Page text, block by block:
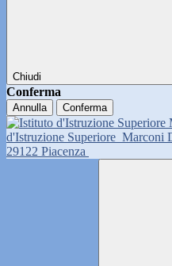
Chiudi
Conferma
Annulla Conferma
d'Istruzione Superiore Marconi
29122 Piacenza